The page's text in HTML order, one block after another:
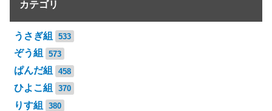
カテゴリ
うさぎ組 533
ぞう組 573
ぱんだ組 458
ひよこ組 370
りす組 380